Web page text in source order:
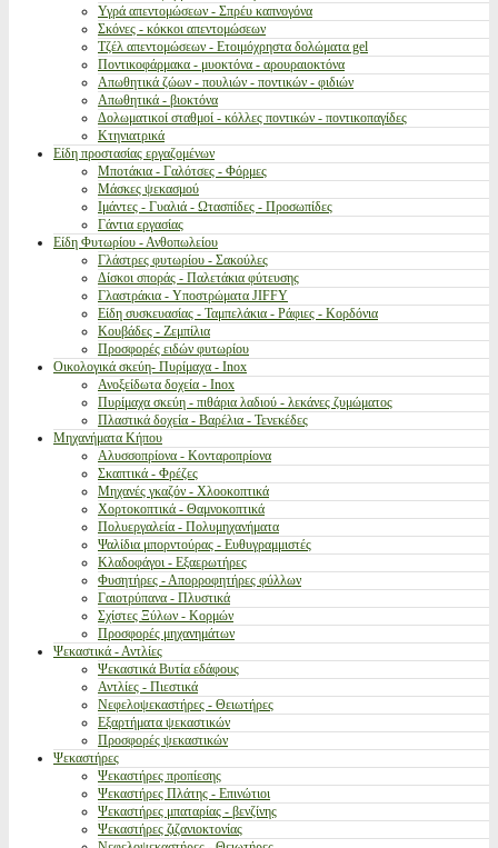
Υγρά απεντομώσεων - Σπρέυ καπνογόνα
Σκόνες - κόκκοι απεντομώσεων
Τζέλ απεντομώσεων - Ετοιμόχρηστα δολώματα gel
Ποντικοφάρμακα - μυοκτόνα - αρουραιοκτόνα
Απωθητικά ζώων - πουλιών - ποντικών - φιδιών
Απωθητικά - βιοκτόνα
Δολωματικοί σταθμοί - κόλλες ποντικών - ποντικοπαγίδες
Κτηνιατρικά
Είδη προστασίας εργαζομένων
Μποτάκια - Γαλότσες - Φόρμες
Μάσκες ψεκασμού
Ιμάντες - Γυαλιά - Ωτασπίδες - Προσωπίδες
Γάντια εργασίας
Είδη Φυτωρίου - Ανθοπωλείου
Γλάστρες φυτωρίου - Σακούλες
Δίσκοι σποράς - Παλετάκια φύτευσης
Γλαστράκια - Υποστρώματα JIFFY
Είδη συσκευασίας - Ταμπελάκια - Ράφιες - Κορδόνια
Κουβάδες - Ζεμπίλια
Προσφορές ειδών φυτωρίου
Οικολογικά σκεύη- Πυρίμαχα - Inox
Ανοξείδωτα δοχεία - Inox
Πυρίμαχα σκεύη - πιθάρια λαδιού - λεκάνες ζυμώματος
Πλαστικά δοχεία - Βαρέλια - Τενεκέδες
Μηχανήματα Κήπου
Αλυσσοπρίονα - Κονταροπρίονα
Σκαπτικά - Φρέζες
Μηχανές γκαζόν - Χλοοκοπτικά
Χορτοκοπτικά - Θαμνοκοπτικά
Πολυεργαλεία - Πολυμηχανήματα
Ψαλίδια μπορντούρας - Ευθυγραμμιστές
Κλαδοφάγοι - Εξαερωτήρες
Φυσητήρες - Απορροφητήρες φύλλων
Γαιοτρύπανα - Πλυστικά
Σχίστες Ξύλων - Κορμών
Προσφορές μηχανημάτων
Ψεκαστικά - Αντλίες
Ψεκαστικά Βυτία εδάφους
Αντλίες - Πιεστικά
Νεφελοψεκαστήρες - Θειωτήρες
Εξαρτήματα ψεκαστικών
Προσφορές ψεκαστικών
Ψεκαστήρες
Ψεκαστήρες προπίεσης
Ψεκαστήρες Πλάτης - Επινώτιοι
Ψεκαστήρες μπαταρίας - βενζίνης
Ψεκαστήρες ζιζανιοκτονίας